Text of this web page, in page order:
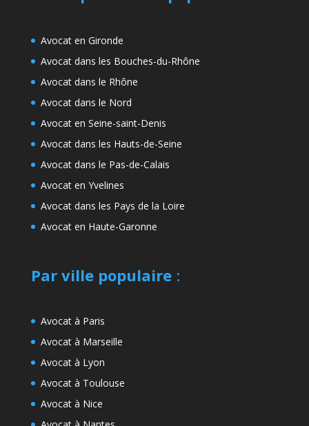
Avocat en Gironde
Avocat dans les Bouches-du-Rhône
Avocat dans le Rhône
Avocat dans le Nord
Avocat en Seine-saint-Denis
Avocat dans les Hauts-de-Seine
Avocat dans le Pas-de-Calais
Avocat en Yvelines
Avocat dans les Pays de la Loire
Avocat en Haute-Garonne
Par ville populaire:
Avocat à Paris
Avocat à Marseille
Avocat à Lyon
Avocat à Toulouse
Avocat à Nice